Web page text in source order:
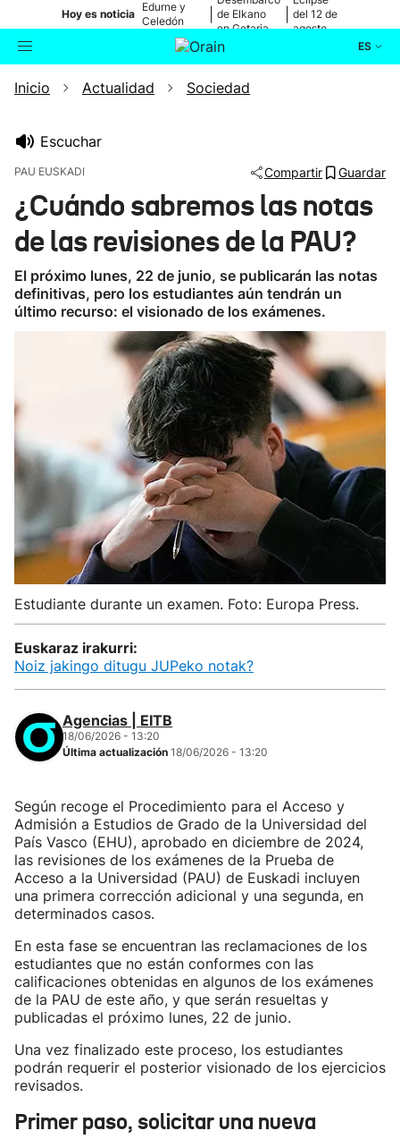
Hoy es noticia
Edurne y
Celedón
de Elkano
en Getaria
del 12 de
agosto
ES
Buscador Actualidad
Ikusmiran
Eguraldia
Inicio Actualidad Sociedad
Escuchar
PAU EUSKADI Compartir Guardar
¿Cuándo sabremos las notas
de las revisiones de la PAU?
El próximo lunes, 22 de junio, se publicarán las notas
definitivas, pero los estudiantes aún tendrán un
último recurso: el visionado de los exámenes.
Estudiante durante un examen. Foto: Europa Press.
Euskaraz irakurri:
Noiz jakingo ditugu JUPeko notak?
Agencias | EITB
18/06/2026 - 13:20
Última actualización 18/06/2026 - 13:20
Según recoge el Procedimiento para el Acceso y
Admisión a Estudios de Grado de la Universidad del
País Vasco (EHU), aprobado en diciembre de 2024,
las revisiones de los exámenes de la Prueba de
Acceso a la Universidad (PAU) de Euskadi incluyen
una primera corrección adicional y una segunda, en
determinados casos.
En esta fase se encuentran las reclamaciones de los
estudiantes que no están conformes con las
calificaciones obtenidas en algunos de los exámenes
de la PAU de este año, y que serán resueltas y
publicadas el próximo lunes, 22 de junio.
Una vez finalizado este proceso, los estudiantes
podrán requerir el posterior visionado de los ejercicios
revisados.
Primer paso, solicitar una nueva